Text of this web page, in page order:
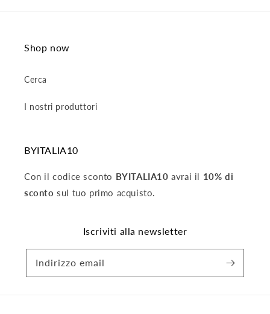
Shop now
Cerca
I nostri produttori
BYITALIA10
Con il codice sconto BYITALIA10 avrai il 10% di
sconto sul tuo primo acquisto.
Iscriviti alla newsletter
Indirizzo email